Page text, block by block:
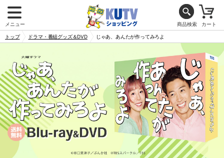
メニュー 商品検索 カート
トップ ドラマ・番組グッズ＆DVD じゃあ、あんたが作ってみろよ